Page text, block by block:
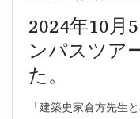
2024年10月
ンパスツア
た。
「建築史家倉方先生